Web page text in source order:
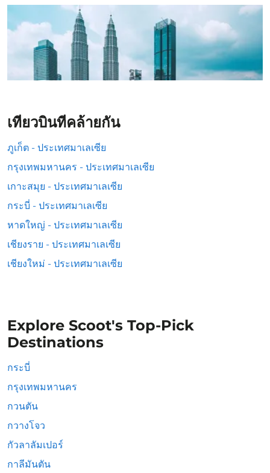
เที่ยวบินที่คล้ายกัน
ภูเก็ต - ประเทศมาเลเซีย
กรุงเทพมหานคร - ประเทศมาเลเซีย
เกาะสมุย - ประเทศมาเลเซีย
กระบี่ - ประเทศมาเลเซีย
หาดใหญ่ - ประเทศมาเลเซีย
เชียงราย - ประเทศมาเลเซีย
เชียงใหม่ - ประเทศมาเลเซีย
Explore Scoot's Top-Pick
Destinations
กระบี่
กรุงเทพมหานคร
กวนตัน
กวางโจว
กัวลาลัมเปอร์
กาลีมันตัน